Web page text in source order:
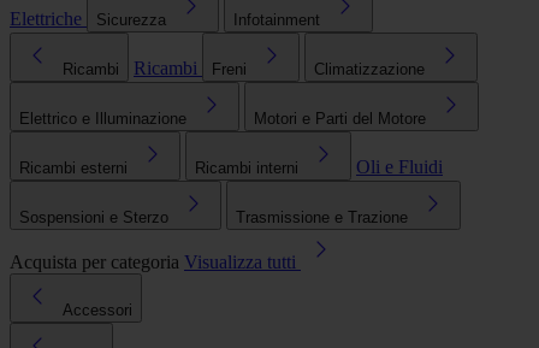
Elettriche Sicurezza Infotainment
Ricambi Ricambi Freni Climatizzazione
Elettrico e Illuminazione Motori e Parti del Motore
Ricambi esterni Ricambi interni Oli e Fluidi
Sospensioni e Sterzo Trasmissione e Trazione
Acquista per categoria Visualizza tutti
Accessori